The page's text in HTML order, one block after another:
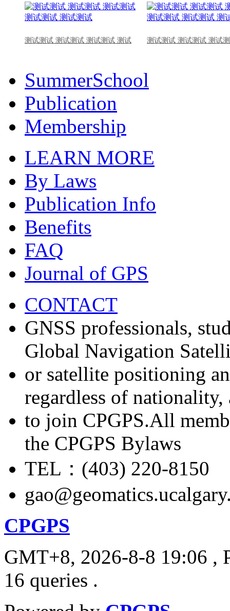
测试测试 测试测试 测试测试 测试 测试测试 测试测试 测试
SummerSchool
Publication
Membership
LEARN MORE
By Laws
Publication Info
Benefits
FAQ
Journal of GPS
CONTACT
GNSS professionals,
Global Navigation
or satellite positioning
regardless of nationality,
to join CPGPS.All
the CPGPS Bylaws
TEL：(403) 220-8150
CPGPS
GMT+8, 2026-8-8 19:06 ,
16 queries .